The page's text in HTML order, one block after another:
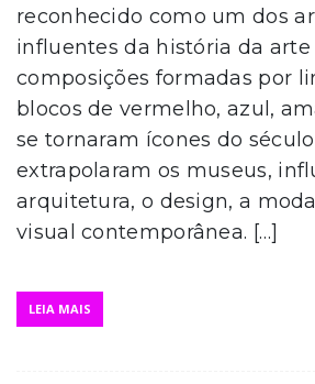
reconhecido como um dos
influentes da história da arte
composições formadas por
blocos de vermelho, azul,
se tornaram ícones do século
extrapolaram os museus,
arquitetura, o design, a
visual contemporânea. […]
LEIA MAIS